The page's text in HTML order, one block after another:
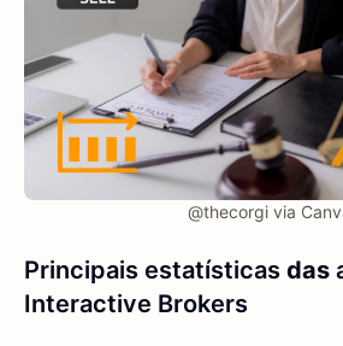
@thecorgi via
Principais estatísticas das
Interactive Brokers